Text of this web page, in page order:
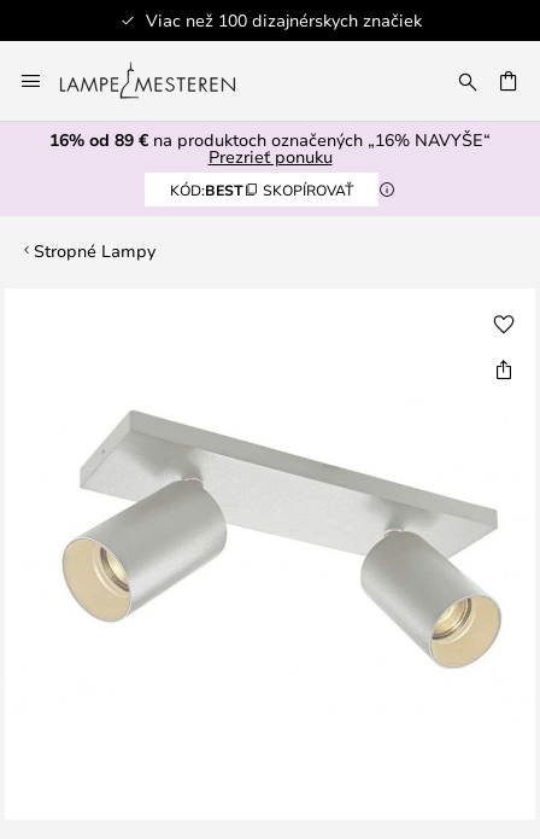
Viac než 100 dizajnérskych značiek
to
Content
16% od 89 € na produktoch označených „16% NAVYŠE“
Prezrieť ponuku
KÓD:BEST SKOPÍROVAŤ
Stropné Lampy